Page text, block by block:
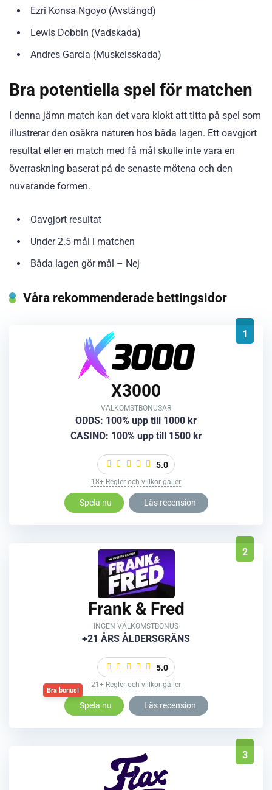
Ezri Konsa Ngoyo (Avstängd)
Lewis Dobbin (Vadskada)
Andres Garcia (Muskelsskada)
Bra potentiella spel för matchen
I denna jämn match kan det vara klokt att titta på spel som
illustrerar den osäkra naturen hos båda lagen. Ett oavgjort
resultat eller en match med få mål skulle inte vara en
överraskning baserat på de senaste mötena och den
nuvarande formen.
Oavgjort resultat
Under 2.5 mål i matchen
Båda lagen gör mål – Nej
Våra rekommenderade bettingsidor
1
X3000
VÄLKOMSTBONUSAR
ODDS: 100% upp till 1000 kr
CASINO: 100% upp till 1500 kr
5.0
18+ Regler och villkor gäller
Spela nu Läs recension
2
Frank & Fred
INGEN VÄLKOMSTBONUS
+21 ÅRS ÅLDERSGRÄNS
5.0
21+ Regler och villkor gäller
Spela nu Läs recension
3